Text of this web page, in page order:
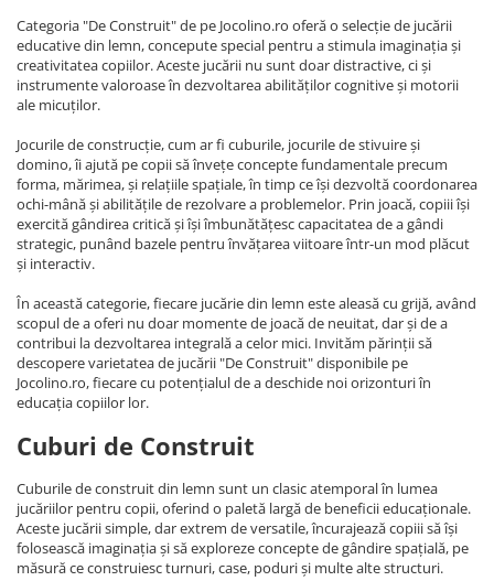
Categoria "De Construit" de pe Jocolino.ro oferă o selecție de jucării
educative din lemn, concepute special pentru a stimula imaginația și
creativitatea copiilor. Aceste jucării nu sunt doar distractive, ci și
instrumente valoroase în dezvoltarea abilităților cognitive și motorii
ale micuților.
Jocurile de construcție, cum ar fi cuburile, jocurile de stivuire și
domino, îi ajută pe copii să învețe concepte fundamentale precum
forma, mărimea, și relațiile spațiale, în timp ce își dezvoltă coordonarea
ochi-mână și abilitățile de rezolvare a problemelor. Prin joacă, copiii își
exercită gândirea critică și își îmbunătățesc capacitatea de a gândi
strategic, punând bazele pentru învățarea viitoare într-un mod plăcut
și interactiv.
În această categorie, fiecare jucărie din lemn este aleasă cu grijă, având
scopul de a oferi nu doar momente de joacă de neuitat, dar și de a
contribui la dezvoltarea integrală a celor mici. Invităm părinții să
descopere varietatea de jucării "De Construit" disponibile pe
Jocolino.ro, fiecare cu potențialul de a deschide noi orizonturi în
educația copiilor lor.
Cuburi de Construit
Cuburile de construit din lemn sunt un clasic atemporal în lumea
jucăriilor pentru copii, oferind o paletă largă de beneficii educaționale.
Aceste jucării simple, dar extrem de versatile, încurajează copiii să își
folosească imaginația și să exploreze concepte de gândire spațială, pe
măsură ce construiesc turnuri, case, poduri și multe alte structuri.